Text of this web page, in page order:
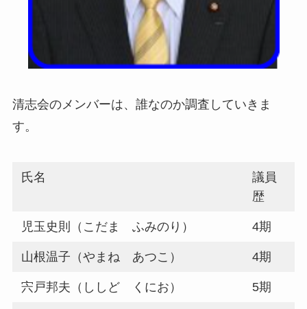
清志会のメンバーは、誰なのか調査していきま
す。
氏名
議員
歴
児玉史則（こだま ふみのり） 4期
山根温子（やまね あつこ） 4期
宍戸邦夫（ししど くにお） 5期